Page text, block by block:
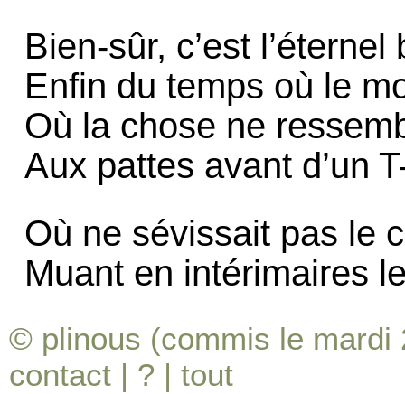
Bien-sûr, c’est
Enfin du temps où le
Où la chose ne
Aux pattes avant d’un
Où ne sévissait pas le
Muant en intérimaires
© plinous (commis le
contact | ? | tout